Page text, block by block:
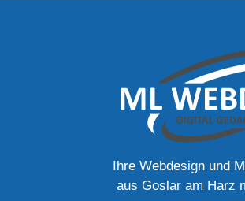
Ihre Webdesign und
aus Goslar am Harz